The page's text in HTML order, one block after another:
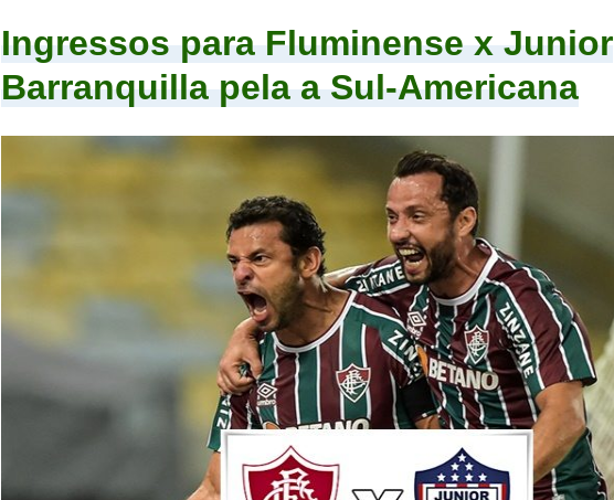
Ingressos para Fluminense x Junior
Barranquilla pela a Sul-Americana